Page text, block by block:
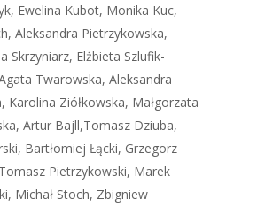
Ewelina Kubot, Monika Kuc,
Aleksandra Pietrzykowska,
Skrzyniarz, Elżbieta Szlufik-
Twarowska, Aleksandra
Karolina Ziółkowska, Małgorzata
Artur Bajll,Tomasz Dziuba,
Bartłomiej Łącki, Grzegorz
Pietrzykowski, Marek
Michał Stoch, Zbigniew